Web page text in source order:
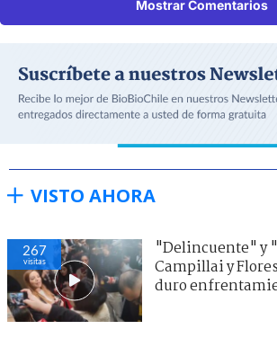
Mostrar Comentarios
VISTO AHORA
267
visitas
"Delincuente" y
Campillai y
duro